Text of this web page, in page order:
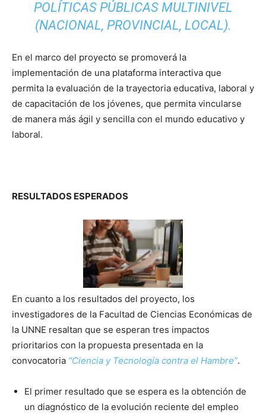
POLÍTICAS PÚBLICAS MULTINIVEL
(NACIONAL, PROVINCIAL, LOCAL).
En el marco del proyecto se promoverá la
implementación de una plataforma interactiva que
permita la evaluación de la trayectoria educativa, laboral y
de capacitación de los jóvenes, que permita vincularse
de manera más ágil y sencilla con el mundo educativo y
laboral.
RESULTADOS ESPERADOS
En cuanto a los resultados del proyecto, los
investigadores de la Facultad de Ciencias Económicas de
la UNNE resaltan que se esperan tres impactos
prioritarios con la propuesta presentada en la
convocatoria “Ciencia y Tecnología contra el Hambre”.
El primer resultado que se espera es la obtención de
un diagnóstico de la evolución reciente del empleo